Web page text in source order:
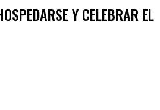
Y CELEBRAR EL